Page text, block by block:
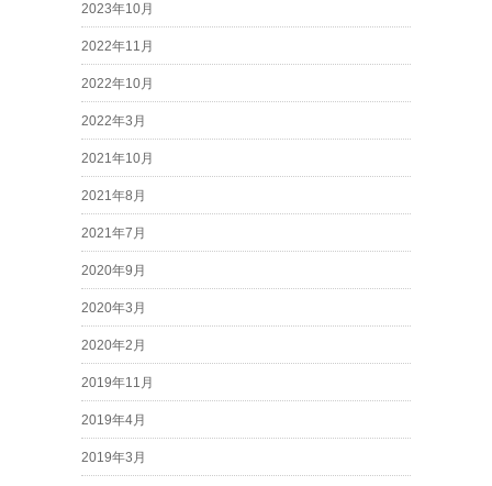
ー
2023年10月
2022年11月
2022年10月
2022年3月
2021年10月
2021年8月
2021年7月
2020年9月
2020年3月
2020年2月
2019年11月
2019年4月
2019年3月